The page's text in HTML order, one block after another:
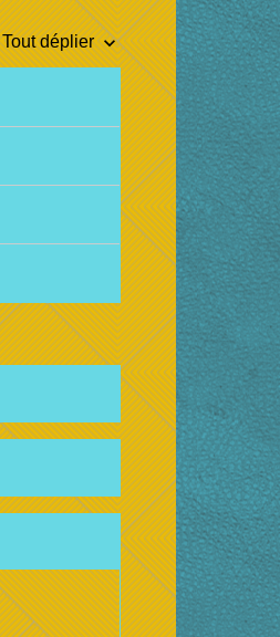
Tout déplierkeyboard_arrow_down